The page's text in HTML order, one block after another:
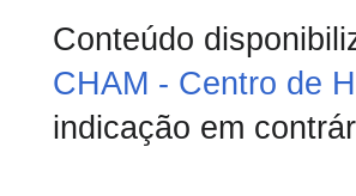
Conteúdo
CHAM - Centro de
indicação em